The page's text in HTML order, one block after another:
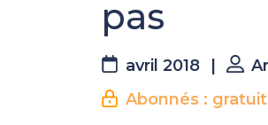
pas
avril 2018
Abonnés :